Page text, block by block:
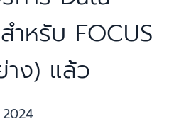
หรับ FOCUS
ง) แล้ว
2024